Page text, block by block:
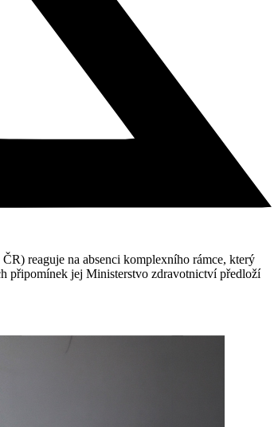
reaguje na absenci komplexního rámce, který
připomínek jej Ministerstvo zdravotnictví předloží